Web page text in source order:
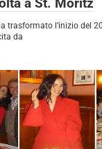
trasformato l’inizio del
da